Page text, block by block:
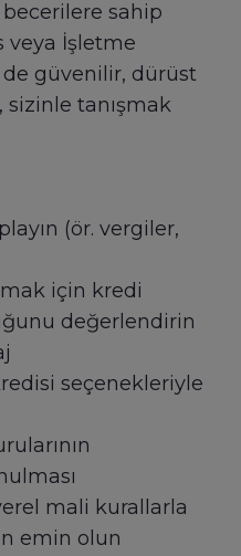
sahip
veya İşletme
de güvenilir, dürüst
tanışmak
(ör. vergiler,
için kredi
değerlendirin
seçenekleriyle
mali kurallarla
emin olun